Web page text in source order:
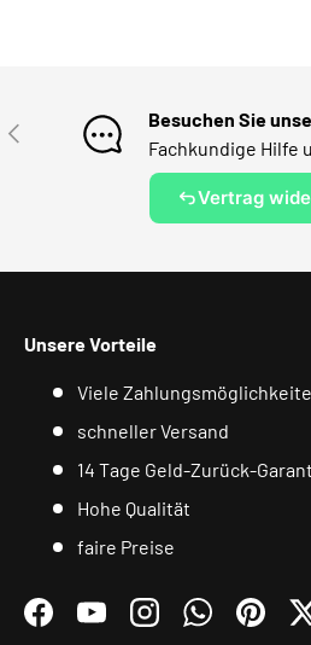
VORHERIGE
Besuchen Sie
Fachkundige Hilfe
Vertrag
Unsere Vorteile
Viele
schneller Versand
14 Tage Geld-Zurück-
Hohe Qualität
faire Preise
FacebookYouTubeInstagramWhatsApp